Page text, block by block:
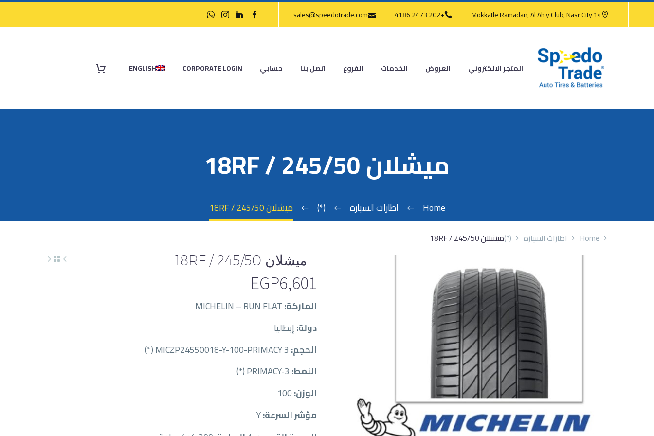
14 Mokkatle Ramadan, Al Ahly Club, Nasr City
+202 2473 4186
sales@speedotrade.com
المتجر الالكتروني العروض الخدمات الفروع اتصل بنا حسابي CORPORATE LOGIN
ENGLISH
ميشلان 245/50 / 18RF
Home اطارات السيارة (*) ميشلان 245/50 / 18RF
Home اطارات السيارة (*)ميشلان 245/50 / 18RF
ميشلان 245/50 / 18RF
EGP6,601
الماركة:
دولة:إيطاليا
الحجم:
النمط:
الوزن:
مؤشر السرعة: